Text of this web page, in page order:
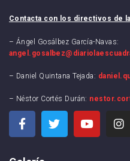
Contacta con los directivos de
– Ángel Gosálbez García-Navas:
– Daniel Quintana Tejada:
– Néstor Cortés Durán: